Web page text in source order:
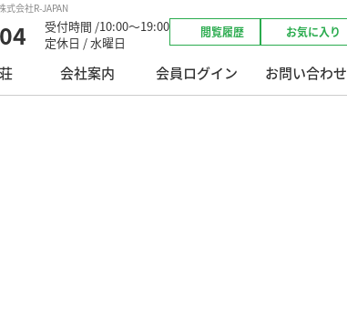
会社R-JAPAN
受付時間 /10:00～19:00
定休日 / 水曜日
閲覧履歴 お気に入り
会社案内 会員ログイン お問い合わせ